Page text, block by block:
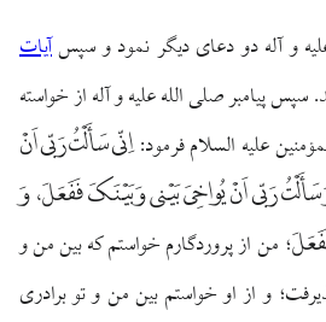
و آله دو دعای دیگر نمود و سپسآیات
سپس پیامبر صلی الله علیه و آله از خواسته
علیه السلام فرمود:اِنّی سَأَلْتُ رَبّی اَنْ
رَبّی اَنْ یُواخِیَ بَیْنی وَ بَیْنَکَ فَفَعَلَ، وَ
؛ من از پروردگارم خواستم که بین من و
و از او خواستم بین من و تو برادری